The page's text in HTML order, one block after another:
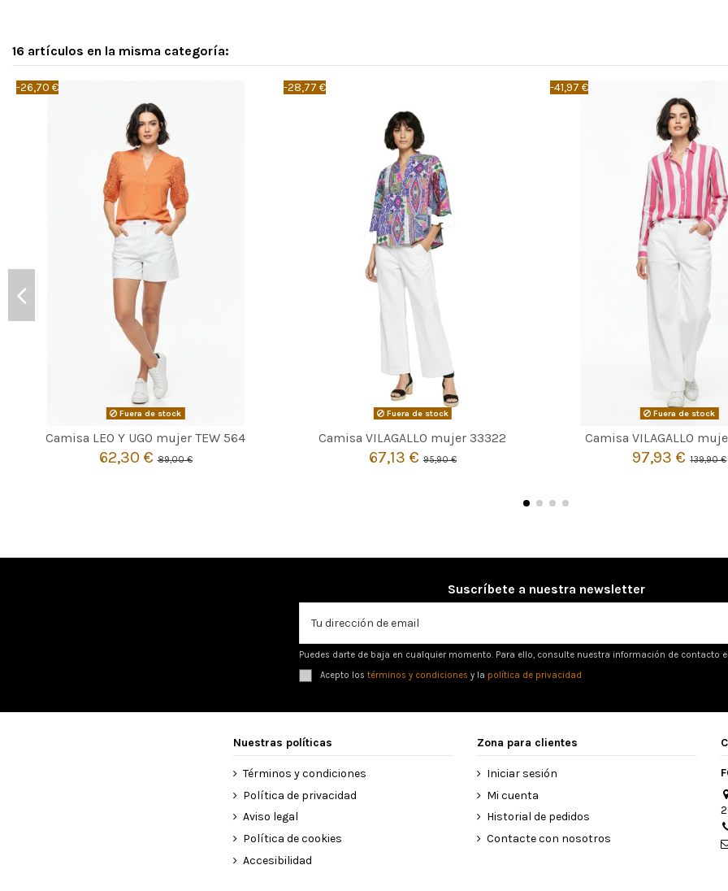
16 artículos en la misma categoría:
-26,70 €
Fuera de stock
Camisa LEO Y UGO mujer TEW 564
62,30 €89,00 €
 Agotado
-28,77 €
Fuera de stock
Camisa VILAGALLO mujer 33322
67,13 €95,90 €
 Agotado
-41,97 €
Fuera de stock
Camisa VILAGALLO
97,93 €139,90 €
 Agotado
Suscríbete a nuestra newsletter
Puedes darte de baja en cualquier momento. Para ello, consulte nuestra información de contacto
Acepto los términos y condiciones y la política de privacidad
Nuestras políticas
Términos y condiciones
Política de privacidad
Aviso legal
Política de cookies
Accesibilidad
Zona para clientes
Iniciar sesión
Mi cuenta
Historial de pedidos
Contacte con nosotros